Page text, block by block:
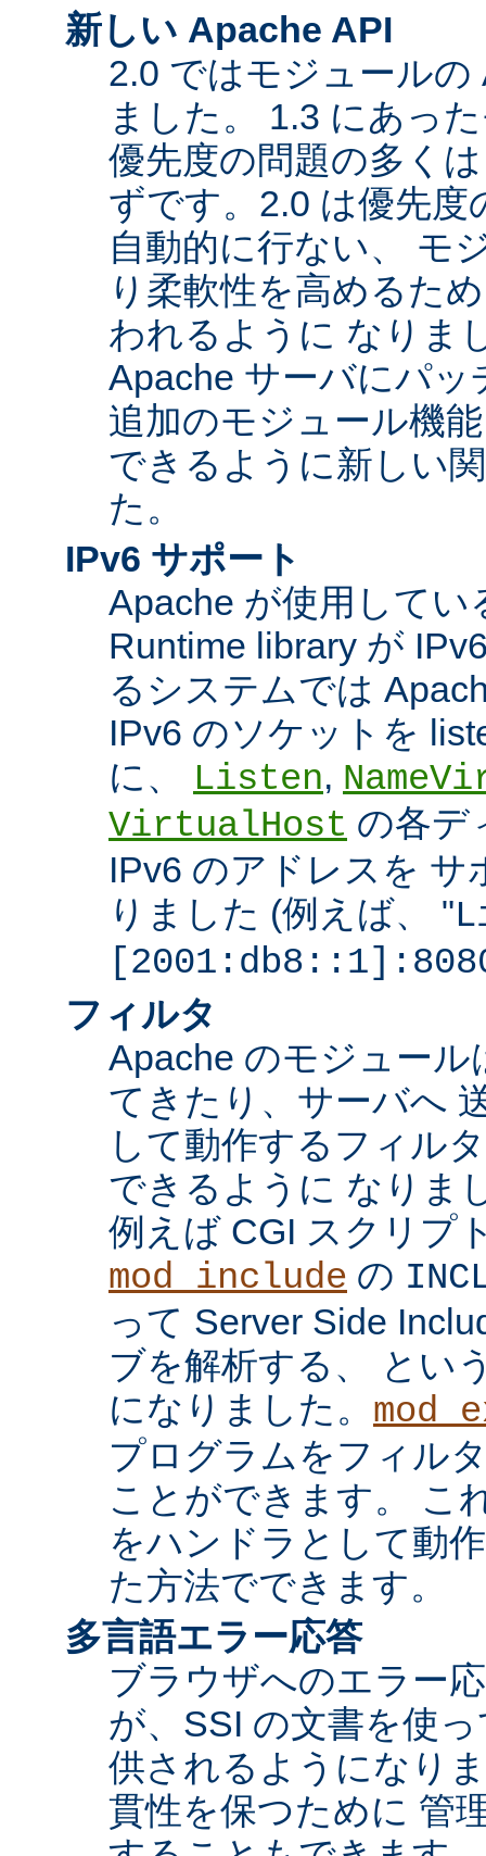
新しい Apache API
2.0 ではモジュール
ました。 1.3 にあっ
優先度の問題の多く
ずです。2.0 は優先
自動的に行ない、 モ
り柔軟性を高めるた
われるように なりま
Apache サーバにパ
追加のモジュール機
できるように新しい
た。
IPv6 サポート
Apache が使用してい
Runtime library が
るシステムでは
IPv6 のソケットを
に、
Listen,
VirtualHost の各デ
IPv6 のアドレスを
りました (例えば、 "
フィルタ
Apache のモジュー
てきたり、サーバへ
して動作するフィル
できるように なりま
例えば CGI スクリプ
mod_include の
って Server Side
ブを解析する、 とい
になりました。
プログラムをフィル
ことができます。 こ
をハンドラとして動
た方法でできます。
多言語エラー応答
ブラウザへのエラー
が、SSI の文書を使
供されるようになり
貫性を保つために 管